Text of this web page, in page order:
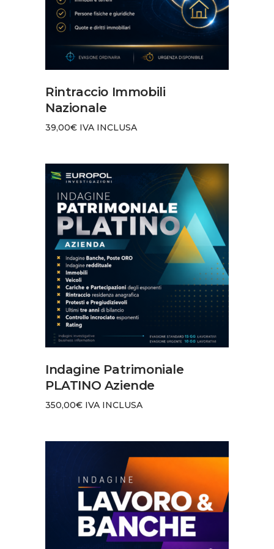
AGGIUNGI AL CARRELLO
Rintraccio Immobili
Nazionale
39,00€ IVA INCLUSA
AGGIUNGI AL CARRELLO
Indagine Patrimoniale
PLATINO Aziende
350,00€ IVA INCLUSA